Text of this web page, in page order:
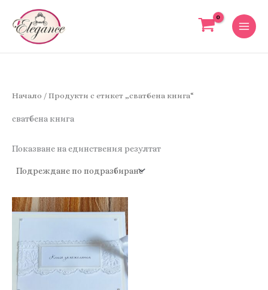
content
Начало / Продукти с етикет „сватбена книга“
сватбена книга
Показване на единствения резултат